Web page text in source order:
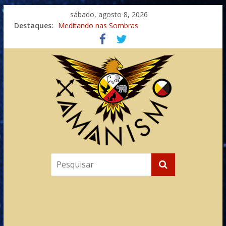
sábado, agosto 8, 2026
Destaques:
Imaginação na Cura
Meditando nas Sombras
Autosuficiência: A Jornada do Espírito Ancestral
Xamanismo Universal
Totens – Caminho Espiritual – Crescimento